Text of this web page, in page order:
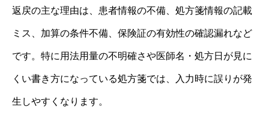
返戻の主な理由は、患者情報の不備、処方箋情報の記載
ミス、加算の条件不備、保険証の有効性の確認漏れなど
です。特に用法用量の不明確さや医師名・処方日が見に
くい書き方になっている処方箋では、入力時に誤りが発
生しやすくなります。